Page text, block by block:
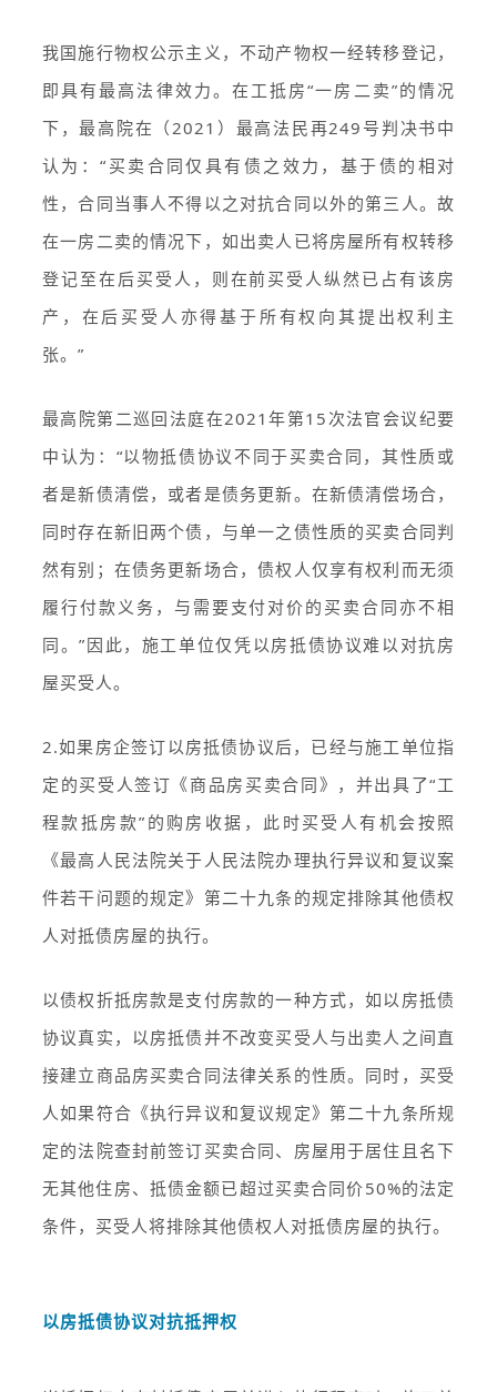
我国施行物权公示主义，不动产物权一经转移登记，
即具有最高法律效力。在工抵房“一房二卖”的情况
下，最高院在（2021）最高法民再249号判决书中
认为：“买卖合同仅具有债之效力，基于债的相对
性，合同当事人不得以之对抗合同以外的第三人。故
在一房二卖的情况下，如出卖人已将房屋所有权转移
登记至在后买受人，则在前买受人纵然已占有该房
产，在后买受人亦得基于所有权向其提出权利主
张。”
最高院第二巡回法庭在2021年第15次法官会议纪要
中认为：“以物抵债协议不同于买卖合同，其性质或
者是新债清偿，或者是债务更新。在新债清偿场合，
同时存在新旧两个债，与单一之债性质的买卖合同判
然有别；在债务更新场合，债权人仅享有权利而无须
履行付款义务，与需要支付对价的买卖合同亦不相
同。”因此，施工单位仅凭以房抵债协议难以对抗房
屋买受人。
2.如果房企签订以房抵债协议后，已经与施工单位指
定的买受人签订《商品房买卖合同》，并出具了“工
程款抵房款”的购房收据，此时买受人有机会按照
《最高人民法院关于人民法院办理执行异议和复议案
件若干问题的规定》第二十九条的规定排除其他债权
人对抵债房屋的执行。
以债权折抵房款是支付房款的一种方式，如以房抵债
协议真实，以房抵债并不改变买受人与出卖人之间直
接建立商品房买卖合同法律关系的性质。同时，买受
人如果符合《执行异议和复议规定》第二十九条所规
定的法院查封前签订买卖合同、房屋用于居住且名下
无其他住房、抵债金额已超过买卖合同价50%的法定
条件，买受人将排除其他债权人对抵债房屋的执行。
以房抵债协议对抗抵押权